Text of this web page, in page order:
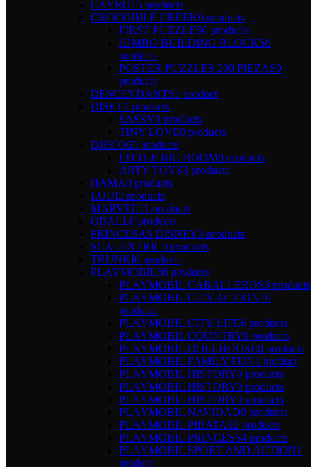
CAYRO15 products
CROCODILE CREEK0 products
FIRST PUZZLES0 products
JUMBO BUILDING BLOCKS0
products
POSTER PUZZLES 200 PIEZAS0
products
DESCENDANTS1 product
DISET7 products
SASSY0 products
TINY LOVE0 products
DJECO65 products
LITTLE BIG ROOM0 products
ARTY TOYS3 products
HAMA0 products
LUDI2 products
MARVEL11 products
OBALL0 products
PRINCESAS DISNEY3 products
SCALEXTRIC0 products
TRUNKI0 products
PLAYMOBIL86 products
PLAYMOBIL CABALLEROS0 products
PLAYMOBIL CITY ACTION10
products
PLAYMOBIL CITY LIFE6 products
PLAYMOBIL COUNTRY9 products
PLAYMOBIL DOLLHOUSE0 products
PLAYMOBIL FAMILY FUN1 product
PLAYMOBIL HISTORY0 products
PLAYMOBIL HISTORY0 products
PLAYMOBIL HISTORY0 products
PLAYMOBIL NAVIDAD0 products
PLAYMOBIL PIRATAS2 products
PLAYMOBIL PRINCESS4 products
PLAYMOBIL SPORT AND ACTION1
product